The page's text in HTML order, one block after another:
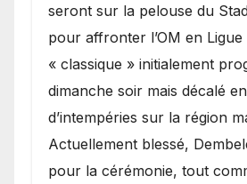
seront sur la pelouse du
pour affronter l’OM en Ligue
« classique » initialement
dimanche soir mais décalé
d’intempéries sur la région
Actuellement blessé,
pour la cérémonie, tout